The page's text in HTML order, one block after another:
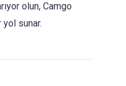
olun, Camgo
sunar.​